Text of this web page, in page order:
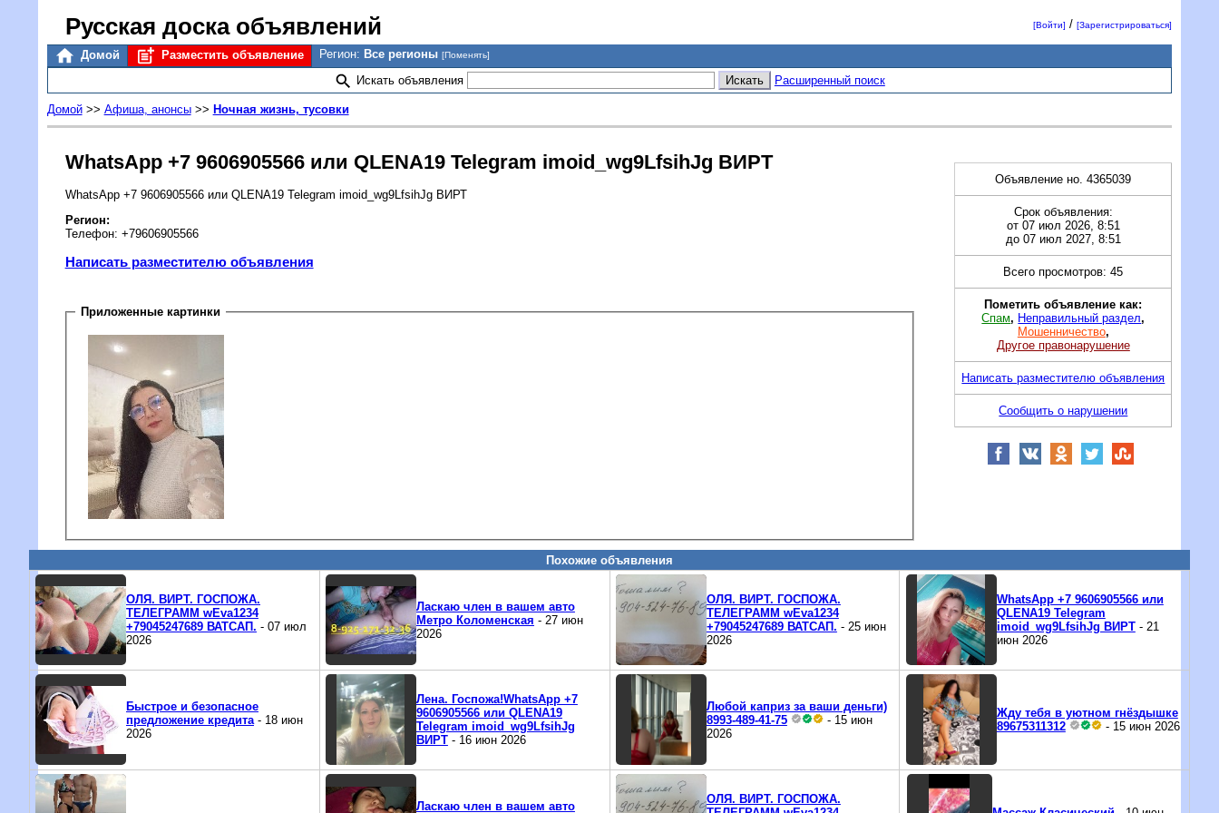
Русская доска объявлений [Войти] /[Зарегистрироваться]
Домой Разместить объявление Регион: Все регионы [Поменять]
Искать объявления Расширенный поиск
Домой>> Афиша, анонсы>> Ночная жизнь, тусовки
WhatsApp +7 9606905566 или QLENA19 Telegram imoid_wg9LfsihJg ВИРТ
WhatsApp +7 9606905566 или QLENA19 Telegram imoid_wg9LfsihJg ВИРТ
Регион:
Телефон: +79606905566
Написать разместителю объявления
Приложенные картинки
Объявление но. 4365039
Срок объявления:
от 07 июл 2026, 8:51
до 07 июл 2027, 8:51
Всего просмотров: 45
Пометить объявление как:
Спам, Неправильный раздел,
Мошенничество,
Другое правонарушение
Написать разместителю объявления
Сообщить о нарушении
Похожие объявления
ОЛЯ. ВИРТ. ГОСПОЖА.
ТЕЛЕГРАММ wEva1234
+79045247689 ВАТСАП. - 07 июл
2026
Ласкаю член в вашем авто
Метро Коломенская - 27 июн
2026
ОЛЯ. ВИРТ. ГОСПОЖА.
ТЕЛЕГРАММ wEva1234
+79045247689 ВАТСАП. - 25 июн
2026
WhatsApp +7 9606905566 или
QLENA19 Telegram
imoid_wg9LfsihJg ВИРТ- 21
июн 2026
Быстрое и безопасное
предложение кредита- 18 июн
2026
Лена. Госпожа!WhatsApp +7
9606905566 или QLENA19
Telegram imoid_wg9LfsihJg
ВИРТ- 16 июн 2026
Любой каприз за ваши деньги)
8993-489-41-75
- 15 июн
2026
Жду тебя в уютном гнёздышке
89675311312
- 15 июн 2026
Ласкаю член в вашем авто
ОЛЯ. ВИРТ. ГОСПОЖА.